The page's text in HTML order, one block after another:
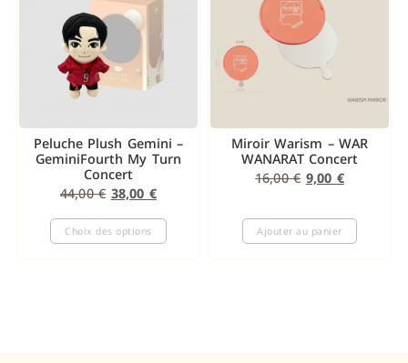
Peluche Plush Gemini –
GeminiFourth My Turn
Concert
44,00€ 38,00 €
Choix des options
Miroir Warism – WAR
WANARAT Concert
16,00€ 9,00 €
Ajouter au panier